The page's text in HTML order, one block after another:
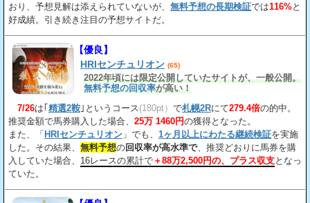
おり、予想見解は添えられていないが、 無料予想の長期検証では116%と
好成績。引き続き注目の予想サイトだ。
【優良】
HRIセンチュリオン (65)
2022年頃には限定公開していたサイトが、一般公開。
無料予想の回収率が高い！
7/26は｢精選2鞍 ｣というコース (180pt） で札幌2Rにて279.4倍の的中。
推奨金額で馬券購入した場合、 25万 1460円の獲得となった。
また、「HRIセンチュリオン 」でも、 1ヶ月以上にわたる継続検証を実施
した。その結果、 無料予想の回収率が高水準で、推奨どおりに馬券を購
入していた場合、 16レースの累計で ＋88万2,500円の、プラス収支となっ
ていた。